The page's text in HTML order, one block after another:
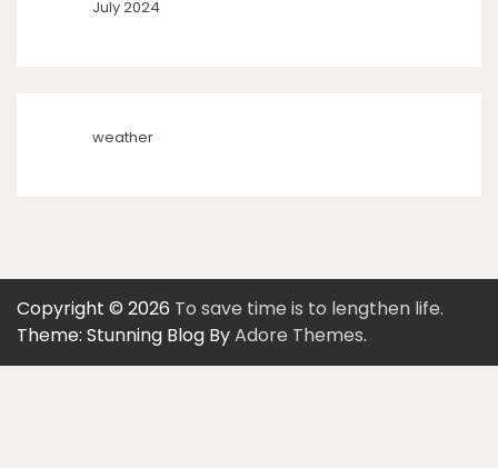
July 2024
weather
Copyright © 2026 To save time is to lengthen life.
Theme: Stunning Blog ByAdore Themes.